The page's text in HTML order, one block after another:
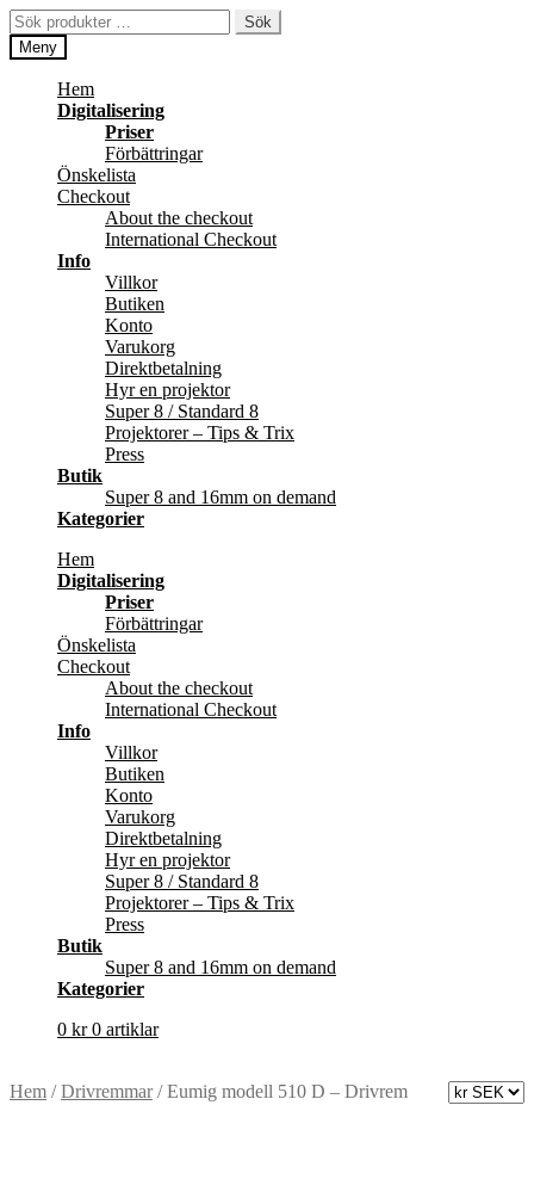
Hoppa
till
navigering
Hoppa
till
innehåll
Sök
efter:
Sök
Meny
Hem
Digitalisering
Priser
Förbättringar
Önskelista
Checkout
About the checkout
International Checkout
Info
Villkor
Butiken
Konto
Varukorg
Direktbetalning
Hyr en projektor
Super 8 / Standard 8
Projektorer – Tips & Trix
Press
Butik
Super 8 and 16mm on demand
Kategorier
Hem
Digitalisering
Priser
Förbättringar
Önskelista
Checkout
About the checkout
International Checkout
Info
Villkor
Butiken
Konto
Varukorg
Direktbetalning
Hyr en projektor
Super 8 / Standard 8
Projektorer – Tips & Trix
Press
Butik
Super 8 and 16mm on demand
Kategorier
0 kr 0 artiklar
Hem /Drivremmar/Eumig modell 510 D – Drivrem